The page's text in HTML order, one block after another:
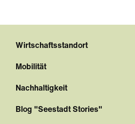
Wirtschaftsstandort
Mobilität
Nachhaltigkeit
Blog "Seestadt Stories"